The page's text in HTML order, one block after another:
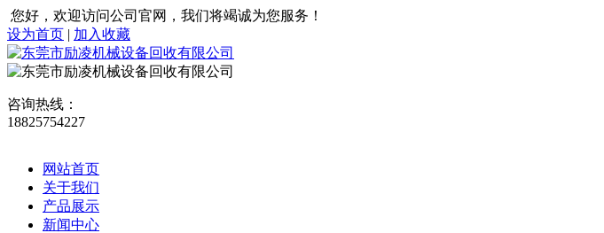
您好，欢迎访问公司官网，我们将竭诚为您服务！
设为首页 | 加入收藏
咨询热线：
18825754227
网站首页
关于我们
产品展示
新闻中心